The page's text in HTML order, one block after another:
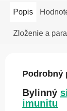
Popis
Zloženie a
Podrobný
Bylinný
imunitu